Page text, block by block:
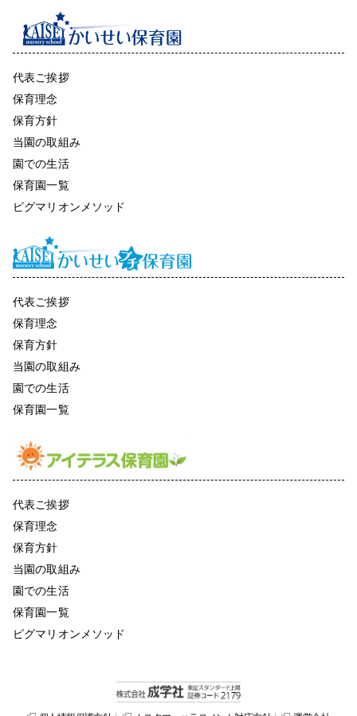
代表ご挨拶
保育理念
保育方針
当園の取組み
園での生活
保育園一覧
ピグマリオンメソッド
代表ご挨拶
保育理念
保育方針
当園の取組み
園での生活
保育園一覧
代表ご挨拶
保育理念
保育方針
当園の取組み
園での生活
保育園一覧
ピグマリオンメソッド